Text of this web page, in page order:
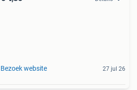
Bezoek website 27 jul 26